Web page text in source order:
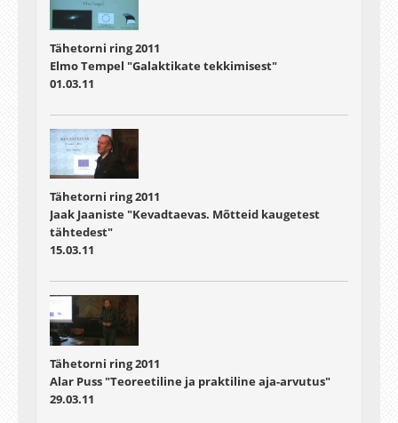
Tähetorni ring 2011
Elmo Tempel "Galaktikate tekkimisest"
01.03.11
Tähetorni ring 2011
Jaak Jaaniste "Kevadtaevas. Mõtteid kaugetest
tähtedest"
15.03.11
Tähetorni ring 2011
Alar Puss "Teoreetiline ja praktiline aja-arvutus"
29.03.11